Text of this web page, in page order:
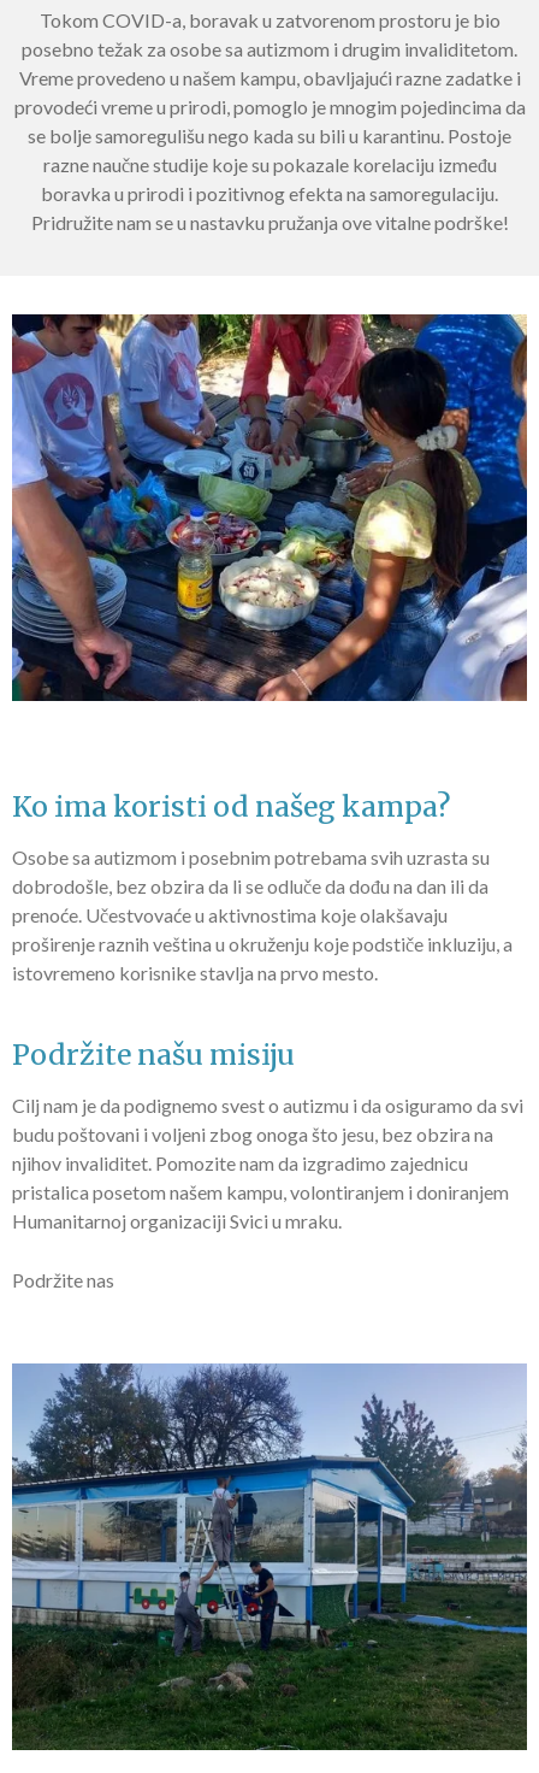
Tokom COVID-a, boravak u zatvorenom prostoru je bio
posebno težak za osobe sa autizmom i drugim invaliditetom.
Vreme provedeno u našem kampu, obavljajući razne zadatke i
provodeći vreme u prirodi, pomoglo je mnogim pojedincima da
se bolje samoregulišu nego kada su bili u karantinu. Postoje
razne naučne studije koje su pokazale korelaciju između
boravka u prirodi i pozitivnog efekta na samoregulaciju.
Pridružite nam se u nastavku pružanja ove vitalne podrške!
Ko ima koristi od našeg kampa?
Osobe sa autizmom i posebnim potrebama svih uzrasta su
dobrodošle, bez obzira da li se odluče da dođu na dan ili da
prenoće. Učestvovaće u aktivnostima koje olakšavaju
proširenje raznih veština u okruženju koje podstiče inkluziju, a
istovremeno korisnike stavlja na prvo mesto.
Podržite našu misiju
Cilj nam je da podignemo svest o autizmu i da osiguramo da svi
budu poštovani i voljeni zbog onoga što jesu, bez obzira na
njihov invaliditet. Pomozite nam da izgradimo zajednicu
pristalica posetom našem kampu, volontiranjem i doniranjem
Humanitarnoj organizaciji Svici u mraku.
Podržite nas